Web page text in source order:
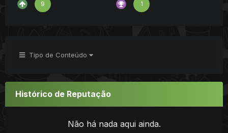
9 1
Tipo de Conteúdo
Histórico de Reputação
Não há nada aqui ainda.